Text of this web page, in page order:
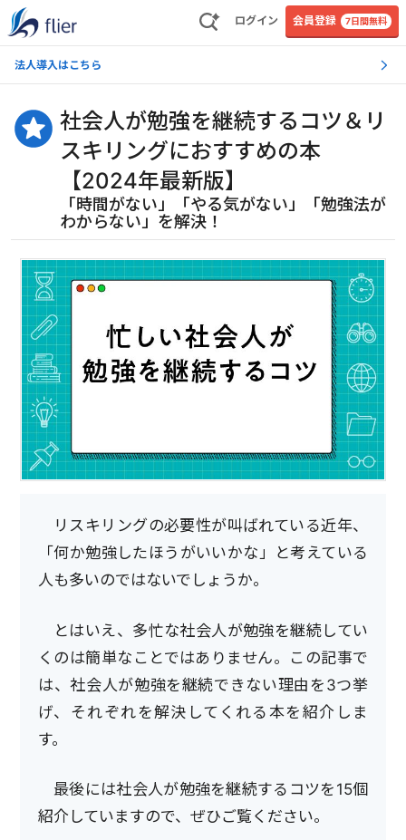
ログイン 会員登録 7日間無料
法人導入はこちら
社会人が勉強を継続するコツ＆リ
スキリングにおすすめの本
【2024年最新版】
「時間がない」「やる気がない」「勉強法が
わからない」を解決！
リスキリングの必要性が叫ばれている近年、
「何か勉強したほうがいいかな」と考えている
人も多いのではないでしょうか。
とはいえ、多忙な社会人が勉強を継続してい
くのは簡単なことではありません。この記事で
は、社会人が勉強を継続できない理由を3つ挙
げ、それぞれを解決してくれる本を紹介しま
す。
最後には社会人が勉強を継続するコツを15個
紹介していますので、ぜひご覧ください。